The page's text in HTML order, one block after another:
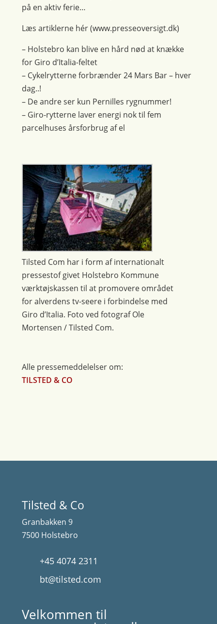
på en aktiv ferie…
Læs artiklerne hér (www.presseoversigt.dk)
– Holstebro kan blive en hård nød at knække
for Giro d’Italia-feltet
– Cykelrytterne forbrænder 24 Mars Bar – hver
dag..!
– De andre ser kun Pernilles rygnummer!
– Giro-rytterne laver energi nok til fem
parcelhuses årsforbrug af el
Tilsted Com har i form af internationalt
pressestof givet Holstebro Kommune
værktøjskassen til at promovere området
for alverdens tv-seere i forbindelse med
Giro d’Italia. Foto ved fotograf Ole
Mortensen / Tilsted Com.
Alle pressemeddelelser om:
TILSTED & CO
Tilsted & Co
Granbakken 9
7500 Holstebro
+45 4074 2311
bt@tilsted.com
Velkommen til